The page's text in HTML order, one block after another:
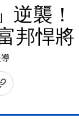
逆襲
邦悍將